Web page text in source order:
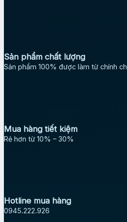
Sản phẩm chất lượng
Sản phẩm 100% được làm từ chính
Mua hàng tiết kiệm
Rẻ hơn từ 10% – 30%
Hotline mua hàng
0945.222.926